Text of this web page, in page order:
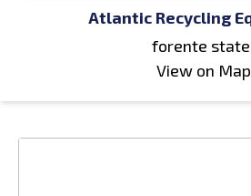
Atlantic Recycling
forente
View on Map